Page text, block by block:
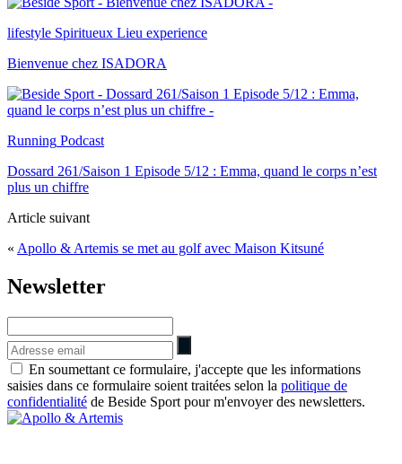
lifestyle Spiritueux Lieu experience
Bienvenue chez ISADORA
Running Podcast
Dossard 261/Saison 1 Episode 5/12 : Emma, quand le corps n’est
plus un chiffre
Article suivant
« Apollo & Artemis se met au golf avec Maison Kitsuné
Newsletter
En soumettant ce formulaire, j'accepte que les informations
saisies dans ce formulaire soient traitées selon la politique de
confidentialité de Beside Sport pour m'envoyer des newsletters.